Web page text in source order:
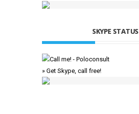
SKYPE STATUS
» Get Skype, call free!